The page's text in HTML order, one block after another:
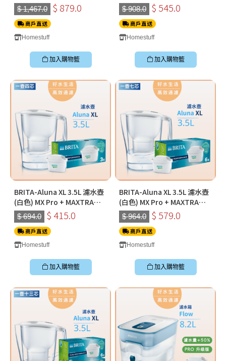
PRO Pure Performance 純
淨全效全效濾芯 (六件裝*2)
$ 1,467.0 $ 879.0
商戶直送
Homestuff
加入購物籃
PRO Pure Performance 純
淨全效全效濾芯 (六件裝)
$ 908.0 $ 545.0
商戶直送
Homestuff
加入購物籃
BRITA-Aluna XL 3.5L 濾水壺
(白色) MX Pro + MAXTRA
PRO Pure Performance 純
淨全效全效濾芯 (三件裝)
$ 694.0 $ 415.0
商戶直送
Homestuff
加入購物籃
BRITA-Aluna XL 3.5L 濾水壺
(白色) MX Pro + MAXTRA
PRO Pure Performance 純
淨全效全效濾芯 (六件裝)
$ 964.0 $ 579.0
商戶直送
Homestuff
加入購物籃